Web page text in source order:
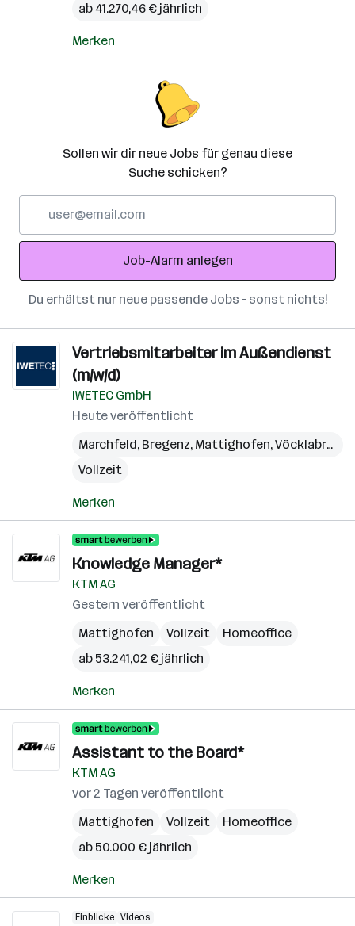
ab 41.270,46 € jährlich
Merken
Sollen wir dir neue Jobs für genau diese
Suche schicken?
Adresse
Job-Alarm anlegen
Du erhältst nur neue passende Jobs – sonst nichts!
Vertriebsmitarbeiter im Außendienst
(m/w/d)
IWETEC GmbH
Heute veröffentlicht
Marchfeld, Bregenz, Mattighofen,Vöcklabruck
Vollzeit
Merken
Knowledge Manager*
KTM AG
Gestern veröffentlicht
Mattighofen
Vollzeit
Homeoffice
ab 53.241,02 € jährlich
Merken
Assistant to the Board*
KTM AG
vor 2 Tagen veröffentlicht
Mattighofen
Vollzeit
Homeoffice
ab 50.000 € jährlich
Merken
Einblicke Videos